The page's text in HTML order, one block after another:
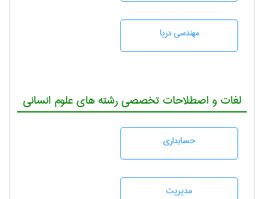
مهندسی دریا
لغات و اصطلاحات تخصصی رشته های علوم انسانی
حسابداری
مديريت